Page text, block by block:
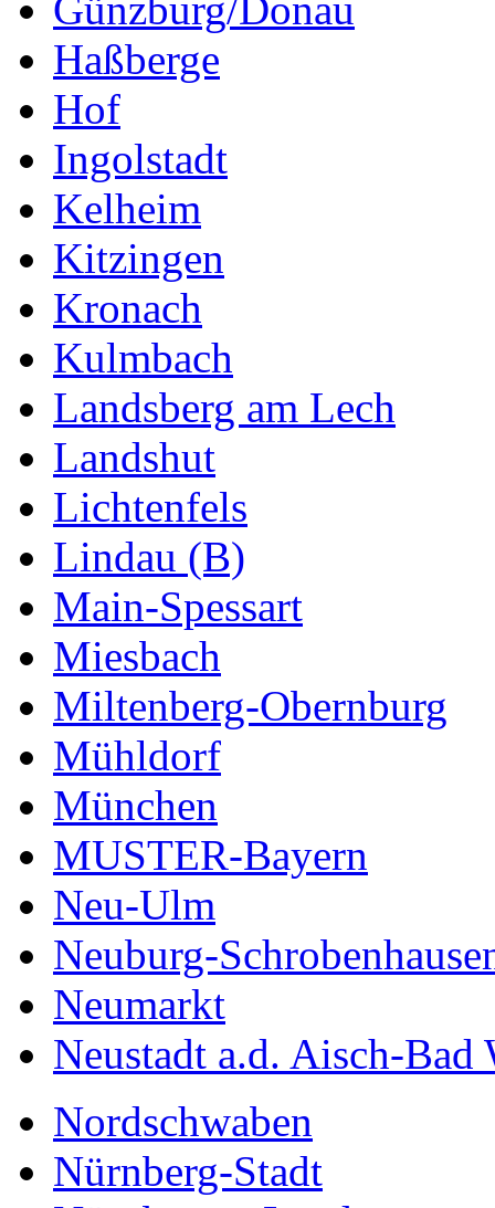
Günzburg/Donau
Haßberge
Hof
Ingolstadt
Kelheim
Kitzingen
Kronach
Kulmbach
Landsberg am Lech
Landshut
Lichtenfels
Lindau (B)
Main-Spessart
Miesbach
Miltenberg-Obernburg
Mühldorf
München
MUSTER-Bayern
Neu-Ulm
Neuburg-
Neumarkt
Neustadt a.d. Aisch-Bad
Nordschwaben
Nürnberg-Stadt